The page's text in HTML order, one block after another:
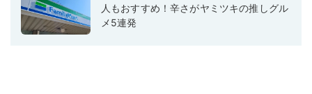
人もおすすめ！辛さがヤミツキの推しグル
メ5連発